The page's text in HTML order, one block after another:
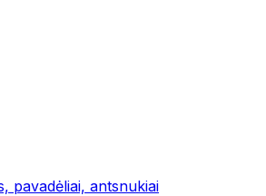
pavadėliai, antsnukiai